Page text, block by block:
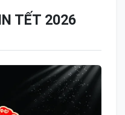
TẾT 2026